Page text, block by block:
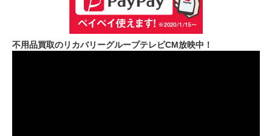
不用品買取のリカバリーグループテレビCM放映中！